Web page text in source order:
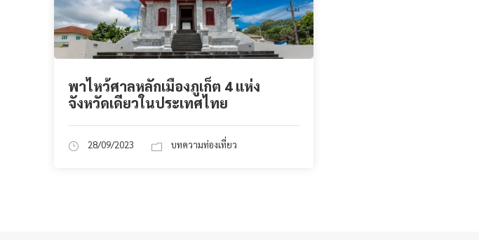
พาไหว้ศาลหลักเมืองภูเก็ต 4 แห่ง
จังหวัดเดียวในประเทศไทย
28/09/2023 บทความท่องเที่ยว